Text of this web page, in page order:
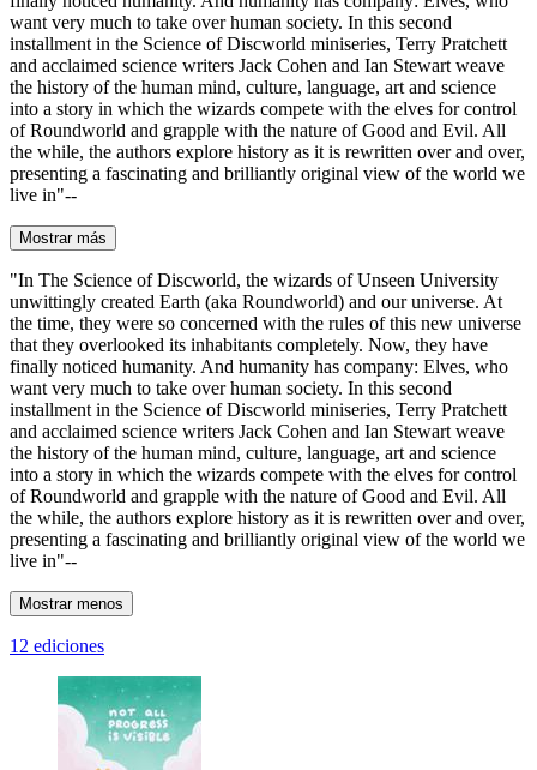
want very much to take over human society. In this second
installment in the Science of Discworld miniseries, Terry Pratchett
and acclaimed science writers Jack Cohen and Ian Stewart weave
the history of the human mind, culture, language, art and science
into a story in which the wizards compete with the elves for control
of Roundworld and grapple with the nature of Good and Evil. All
the while, the authors explore history as it is rewritten over and over,
presenting a fascinating and brilliantly original view of the world we
live in"--
Mostrar más
"In The Science of Discworld, the wizards of Unseen University
unwittingly created Earth (aka Roundworld) and our universe. At
the time, they were so concerned with the rules of this new universe
that they overlooked its inhabitants completely. Now, they have
finally noticed humanity. And humanity has company: Elves, who
want very much to take over human society. In this second
installment in the Science of Discworld miniseries, Terry Pratchett
and acclaimed science writers Jack Cohen and Ian Stewart weave
the history of the human mind, culture, language, art and science
into a story in which the wizards compete with the elves for control
of Roundworld and grapple with the nature of Good and Evil. All
the while, the authors explore history as it is rewritten over and over,
presenting a fascinating and brilliantly original view of the world we
live in"--
Mostrar menos
12 ediciones